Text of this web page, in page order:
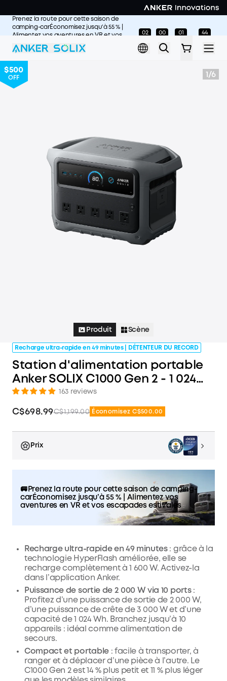
Prenez la route pour cette saison de
camping-carÉconomisez jusqu’à 55 % |
Alimentez vos aventures en VR et vos
escapades estivales
dans>>
02 00 01 41
$500
OFF 1 /6
Produit Scène
Recharge ultra-rapide en 49 minutes | DÉTENTEUR DU RECORD
Station d'alimentation portable
Anker SOLIX C1000 Gen 2 - 1 024
Wh | 2 000 W
163 reviews
C$698.99C$1,199.00 Économisez C$500.00
Prix
🚐Prenez la route pour cette saison de camping-
carÉconomisez jusqu’à 55 % | Alimentez vos
aventures en VR et vos escapades estivales
Recharge ultra-rapide en 49 minutes: grâce à la
technologie HyperFlash améliorée, elle se
recharge complètement à 1 600 W. Activez-la
dans l’application Anker.
Puissance de sortie de 2 000 W via 10 ports:
Profitez d’une puissance de sortie de 2 000 W,
d’une puissance de crête de 3 000 W et d’une
capacité de 1 024 Wh. Branchez jusqu’à 10
appareils : idéal comme alimentation de
secours.
Compact et portable: facile à transporter, à
ranger et à déplacer d’une pièce à l’autre. Le
C1000 Gen 2 est 14 % plus petit et 11 % plus léger